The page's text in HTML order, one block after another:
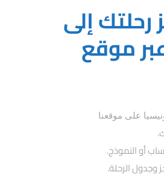
إلى
موقع
على موقعنا
أو النموذج.
وجدول الرحلة.